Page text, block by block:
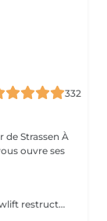
332
Strassen À
ouvre ses
Sublimez vos sourcils en un seul geste ! Le Browlift restructure et redessine vos sourcils pour un effet lifté, naturel et harmonieux. Le soin Bo Repaire nourrit et fortifie vos poils, tandis que la teinture apporte intensité et uniformité pour un résultat éclatant. Prestation rapide et efficace en seulement 45 minutes pour des sourcils parfaitement définis, soignés et irrésistibles !